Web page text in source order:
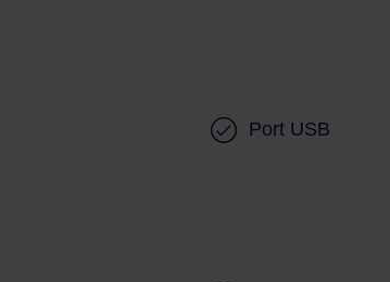
Port USB